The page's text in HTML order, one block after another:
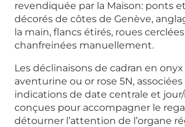
revendiquée par la Maison: ponts
décorés de côtes de Genève,
la main, flancs étirés, roues
chanfreinées manuellement.
Les déclinaisons de cadran en onyx
aventurine ou or rose 5N, associées
indications de date centrale et
conçues pour accompagner le
détourner l’attention de l’organe